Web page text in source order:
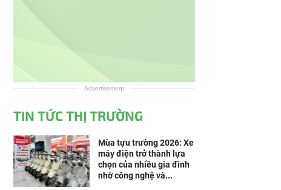
Advertisement
TIN TỨC THỊ TRƯỜNG
Mùa tựu trường 2026: Xe
máy điện trở thành lựa
chọn của nhiều gia đình
nhờ công nghệ và...